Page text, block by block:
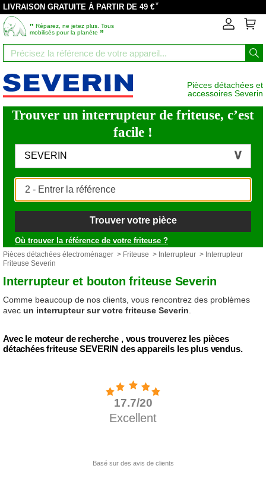
LIVRAISON GRATUITE À PARTIR DE 49 €*
‟ Réparez, ne jetez plus. Tous
mobilisés pour la planète ”
Pièces détachées et
accessoires Severin
Trouver un interrupteur de friteuse, c’est
facile !
SEVERIN
Trouver votre pièce
Où trouver la référence de votre friteuse ?
Pièces détachées électroménager > Friteuse > Interrupteur > Interrupteur
Friteuse Severin
Interrupteur et bouton friteuse Severin
Comme beaucoup de nos clients, vous rencontrez des problèmes
avec un interrupteur sur votre friteuse Severin
Avec le moteur de recherche , vous trouverez les pièces
détachées friteuse SEVERIN des appareils les plus vendus.